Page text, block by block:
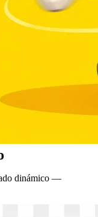
dinámico —